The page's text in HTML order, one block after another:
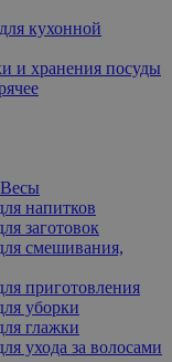
кухонной
и хранения посуды
напитков
заготовок
смешивания,
приготовления
уборки
глажки
ухода за волосами